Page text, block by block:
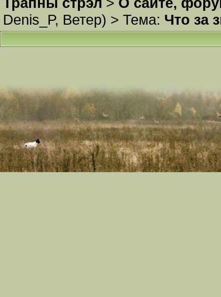
Denis_P, Ветер) > Тема: Что за